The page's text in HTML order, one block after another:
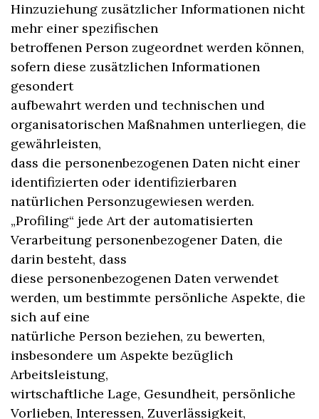
Hinzuziehung zusätzlicher Informationen nicht
mehr einer spezifischen
betroffenen Person zugeordnet werden können,
sofern diese zusätzlichen Informationen
gesondert
aufbewahrt werden und technischen und
organisatorischen Maßnahmen unterliegen, die
gewährleisten,
dass die personenbezogenen Daten nicht einer
identifizierten oder identifizierbaren
natürlichen Personzugewiesen werden.
„Profiling“ jede Art der automatisierten
Verarbeitung personenbezogener Daten, die
darin besteht, dass
diese personenbezogenen Daten verwendet
werden, um bestimmte persönliche Aspekte, die
sich auf eine
natürliche Person beziehen, zu bewerten,
insbesondere um Aspekte bezüglich
Arbeitsleistung,
wirtschaftliche Lage, Gesundheit, persönliche
Vorlieben, Interessen, Zuverlässigkeit,